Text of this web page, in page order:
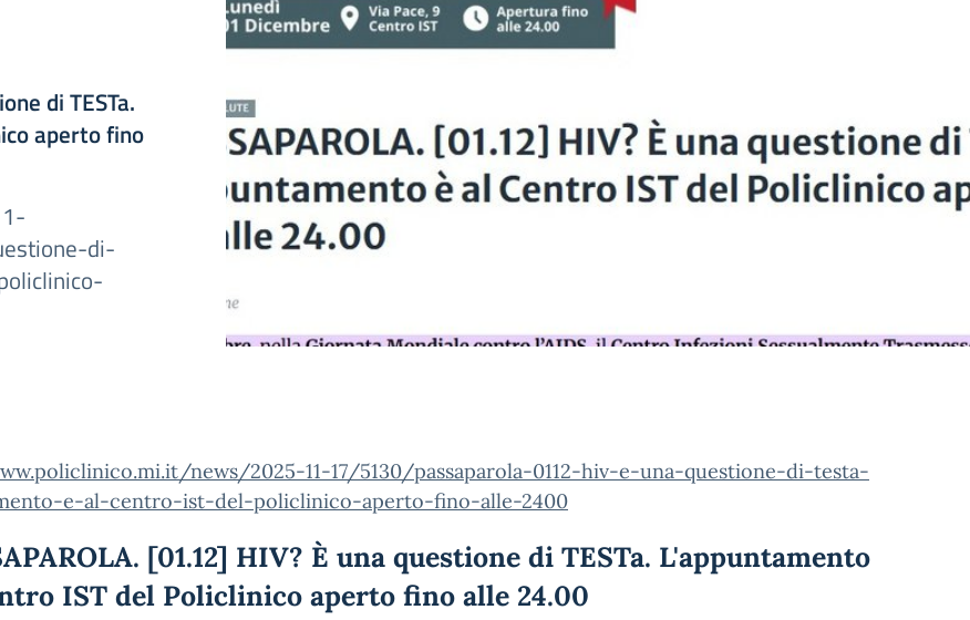
di TESTa.
aperto fino
di-
news/2025-11-17/5130/passaparola-0112-hiv-e-una-questione-di-testa-
e-al-centro-ist-del-policlinico-aperto-fino-alle-2400
[01.12] HIV? È una questione di TESTa. L'appuntamento
IST del Policlinico aperto fino alle 24.00